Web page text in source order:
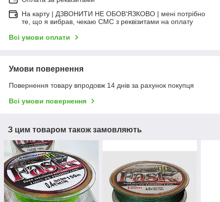
На карту | ДЗВОНИТИ НЕ ОБОВ'ЯЗКОВО | мені потрібно
те, що я вибрав, чекаю СМС з реквізитами на оплату
Всі умови оплати
Умови повернення
Повернення товару впродовж 14 днів за рахунок покупця
Всі умови повернення
З цим товаром також замовляють